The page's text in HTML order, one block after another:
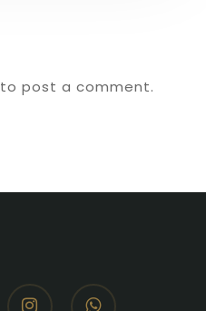
to post a comment.
instagramwhatsapp